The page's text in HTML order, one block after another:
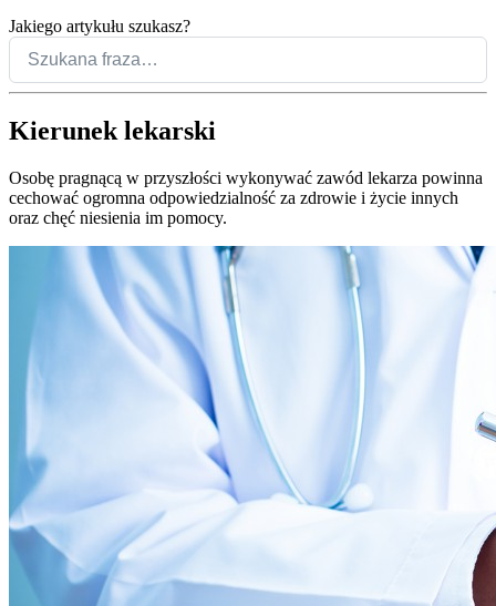
Jakiego artykułu szukasz?
Kierunek lekarski
Osobę pragnącą w przyszłości wykonywać zawód lekarza powinna
cechować ogromna odpowiedzialność za zdrowie i życie innych
oraz chęć niesienia im pomocy.